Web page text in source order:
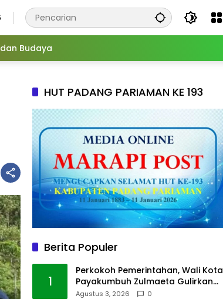
Budaya
HUT PADANG PARIAMAN KE 193
Berita Populer
1
Perkokoh Pemerintahan, Wali Kota
Payakumbuh Zulmaeta Gulirkan
Jabatan
Agustus 3, 2026 0